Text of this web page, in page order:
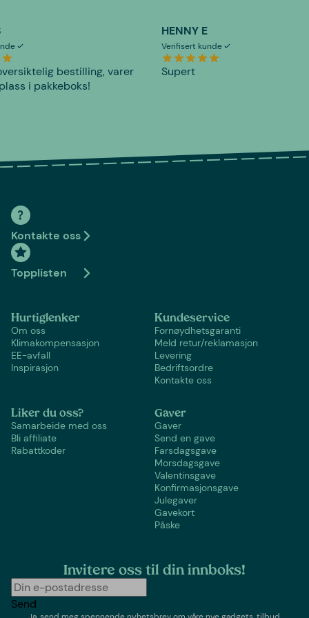
bestilling, varer
i pakkeboks!
HENNY E
Verifisert kunde
Supert
Kontakte oss
Topplisten
Hurtiglenker
Om oss
Klimakompensasjon
EE-avfall
Inspirasjon
Kundeservice
Fornøydhetsgaranti
Meld retur/reklamasjon
Levering
Bedriftsordre
Kontakte oss
Liker du oss?
Samarbeide med oss
Bli affiliate
Rabattkoder
Gaver
Gaver
Send en gave
Farsdagsgave
Morsdagsgave
Valentinsgave
Konfirmasjonsgave
Julegaver
Gavekort
Påske
Invitere oss til din innboks!
Send